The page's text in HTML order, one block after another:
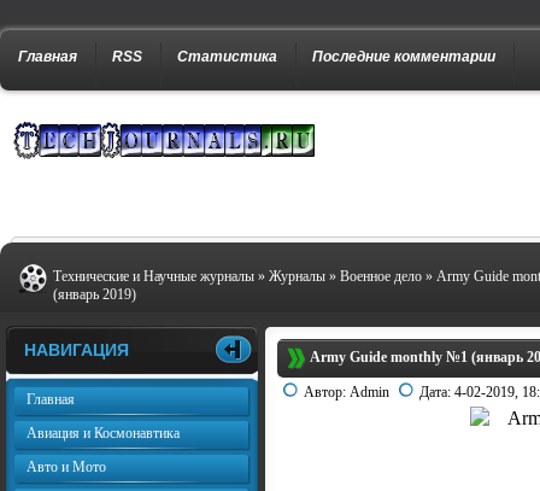
Главная RSS Статистика Последние комментарии
Технические и Научные журналы » Журналы » Военное дело » Army Guide
(январь 2019)
Army Guide monthly №1 (январь
Автор: Admin Дата: 4-02-2019,
НАВИГАЦИЯ
Главная
Авиация и Космонавтика
Авто и Мото